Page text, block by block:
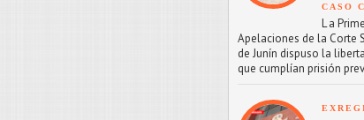
CASO
L a
Apelaciones de la Corte
de Junín dispuso la
que cumplían prisión